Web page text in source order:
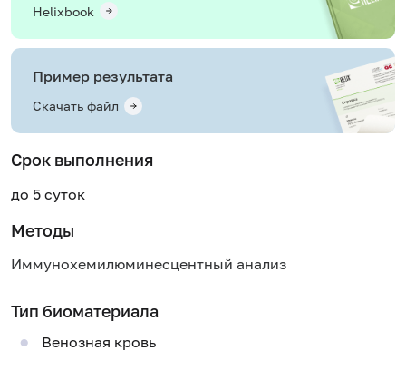
Helixbook
Пример результата
Скачать файл
Срок выполнения
до 5 суток
Методы
Иммунохемилюминесцентный анализ
Тип биоматериала
Венозная кровь